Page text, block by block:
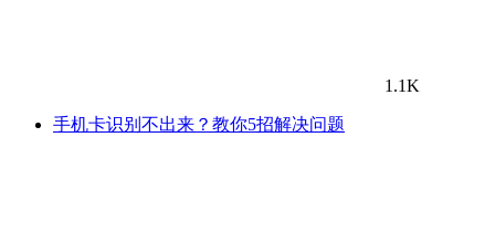
1.1K
手机卡识别不出来？教你5招解决问题